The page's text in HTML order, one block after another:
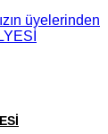
üyelerinden